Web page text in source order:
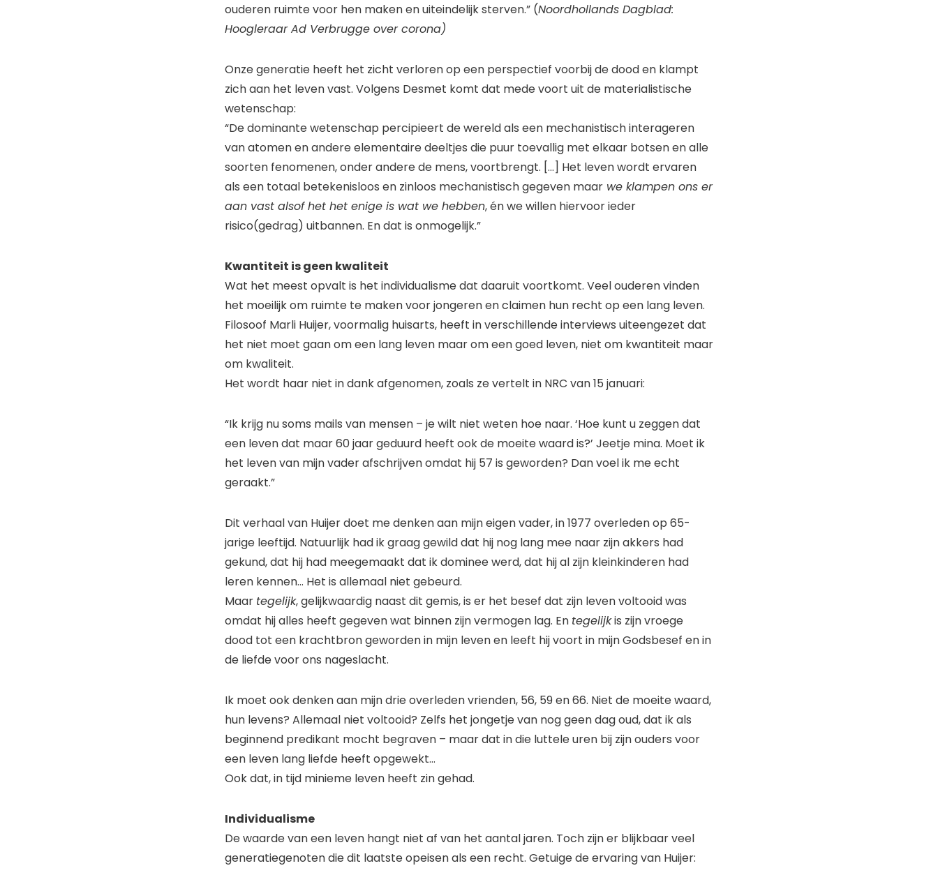
ouderen ruimte voor hen maken en uiteindelijk sterven.” (Noordhollands Dagblad:
Hoogleraar Ad Verbrugge over corona)
Onze generatie heeft het zicht verloren op een perspectief voorbij de dood en klampt
zich aan het leven vast. Volgens Desmet komt dat mede voort uit de materialistische
wetenschap:
“De dominante wetenschap percipieert de wereld als een mechanistisch interageren
van atomen en andere elementaire deeltjes die puur toevallig met elkaar botsen en alle
soorten fenomenen, onder andere de mens, voortbrengt. […] Het leven wordt ervaren
als een totaal betekenisloos en zinloos mechanistisch gegeven maar we klampen ons er
aan vast alsof het het enige is wat we hebben, én we willen hiervoor ieder
risico(gedrag) uitbannen. En dat is onmogelijk.”
Kwantiteit is geen kwaliteit
Wat het meest opvalt is het individualisme dat daaruit voortkomt. Veel ouderen vinden
het moeilijk om ruimte te maken voor jongeren en claimen hun recht op een lang leven.
Filosoof Marli Huijer, voormalig huisarts, heeft in verschillende interviews uiteengezet dat
het niet moet gaan om een lang leven maar om een goed leven, niet om kwantiteit maar
om kwaliteit.
Het wordt haar niet in dank afgenomen, zoals ze vertelt in NRC van 15 januari:
“Ik krijg nu soms mails van mensen – je wilt niet weten hoe naar. ‘Hoe kunt u zeggen dat
een leven dat maar 60 jaar geduurd heeft ook de moeite waard is?’ Jeetje mina. Moet ik
het leven van mijn vader afschrijven omdat hij 57 is geworden? Dan voel ik me echt
geraakt.”
Dit verhaal van Huijer doet me denken aan mijn eigen vader, in 1977 overleden op 65-
jarige leeftijd. Natuurlijk had ik graag gewild dat hij nog lang mee naar zijn akkers had
gekund, dat hij had meegemaakt dat ik dominee werd, dat hij al zijn kleinkinderen had
leren kennen… Het is allemaal niet gebeurd.
Maar tegelijk, gelijkwaardig naast dit gemis, is er het besef dat zijn leven voltooid was
omdat hij alles heeft gegeven wat binnen zijn vermogen lag. En tegelijkis zijn vroege
dood tot een krachtbron geworden in mijn leven en leeft hij voort in mijn Godsbesef en in
de liefde voor ons nageslacht.
Ik moet ook denken aan mijn drie overleden vrienden, 56, 59 en 66. Niet de moeite waard,
hun levens? Allemaal niet voltooid? Zelfs het jongetje van nog geen dag oud, dat ik als
beginnend predikant mocht begraven – maar dat in die luttele uren bij zijn ouders voor
een leven lang liefde heeft opgewekt…
Ook dat, in tijd minieme leven heeft zin gehad.
Individualisme
De waarde van een leven hangt niet af van het aantal jaren. Toch zijn er blijkbaar veel
generatiegenoten die dit laatste opeisen als een recht. Getuige de ervaring van Huijer: